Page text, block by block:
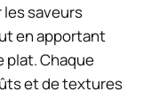
saveurs
en apportant
plat. Chaque
et de textures